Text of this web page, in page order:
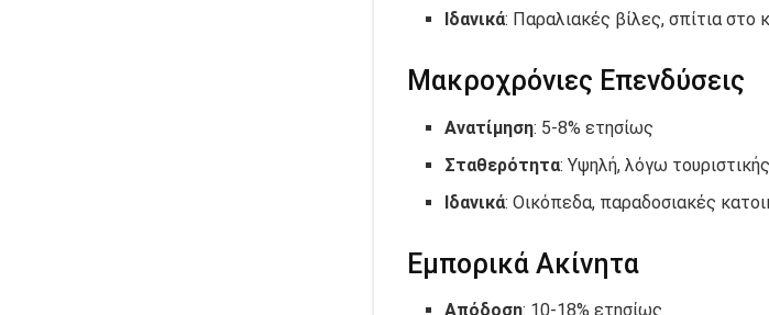
Ιδανικά: Παραλιακές βίλες, σπίτια στο
Μακροχρόνιες Επενδύσεις
Ανατίμηση: 5-8% ετησίως
Σταθερότητα: Υψηλή, λόγω
Ιδανικά: Οικόπεδα, παραδοσιακές
Εμπορικά Ακίνητα
Απόδοση: 10-18% ετησίως